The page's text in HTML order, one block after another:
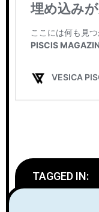
TAGGED IN: